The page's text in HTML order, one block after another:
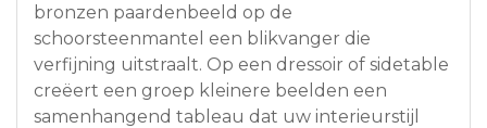
bronzen paardenbeeld op de
schoorsteenmantel een blikvanger die
verfijning uitstraalt. Op een dressoir of sidetable
creëert een groep kleinere beelden een
samenhangend tableau dat uw interieurstijl